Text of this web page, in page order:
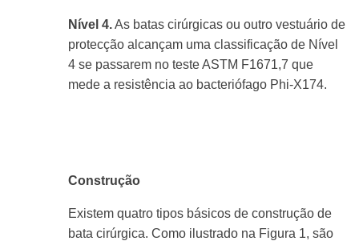
Nível 4.As batas cirúrgicas ou outro vestuário de
protecção alcançam uma classificação de Nível
4 se passarem no teste ASTM F1671,7 que
mede a resistência ao bacteriófago Phi-X174.
Construção
Existem quatro tipos básicos de construção de
bata cirúrgica. Como ilustrado na Figura 1, são